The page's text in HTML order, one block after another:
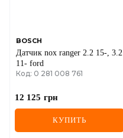
BOSCH
Датчик nox ranger 2.2 15-, 3.2
11- ford
Код: 0 281 008 761
12 125 грн
КУПИТЬ